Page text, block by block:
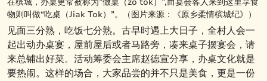
在槟城，办桌更常被称为”做桌（zo tok）”,而宴会客人来到这里享食
物则叫做“吃桌（Jiak Tok）”。（图片来源：《原乡柔情槟城纪》）
见面三分熟，吃饭七分熟。古早时遇上大日子，全村人会一
起出动办桌宴，屋前屋后或者马路旁，凑来桌子摆宴会，请
来总铺出好菜。活动筹委会主席赵德宣分享，办桌文化就是
要热闹。这样的场合，大家品尝的并不只是美食，更是一份